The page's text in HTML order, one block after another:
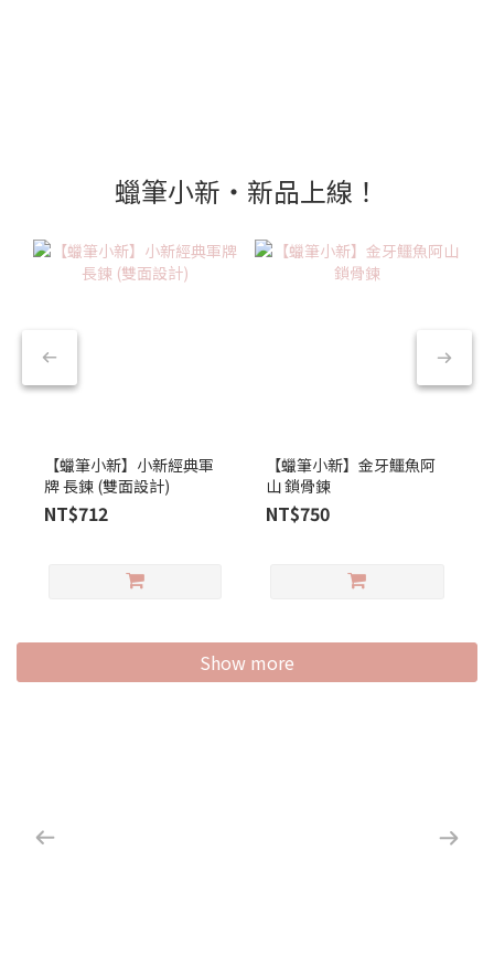
蠟筆小新‧新品上線！
【蠟筆小新】小新經典軍
牌 長鍊 (雙面設計)
NT$712
【蠟筆小新】金牙鱷魚阿
山 鎖骨鍊
NT$750
Show more